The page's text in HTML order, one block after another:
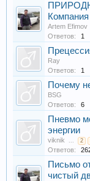
Artem Efimov
Ответов:
1
Ray
Ответов:
1
Почему
BSG
Ответов:
6
Пневмо
энергии
viknik ... 2
Ответов:
Письмо
чистый